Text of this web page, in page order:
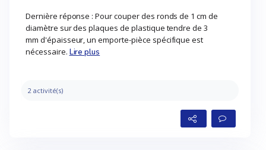
Dernière réponse : Pour couper des ronds de 1 cm de
diamètre sur des plaques de plastique tendre de 3
mm d'épaisseur, un emporte-pièce spécifique est
nécessaire. Lire plus
2 activité(s)